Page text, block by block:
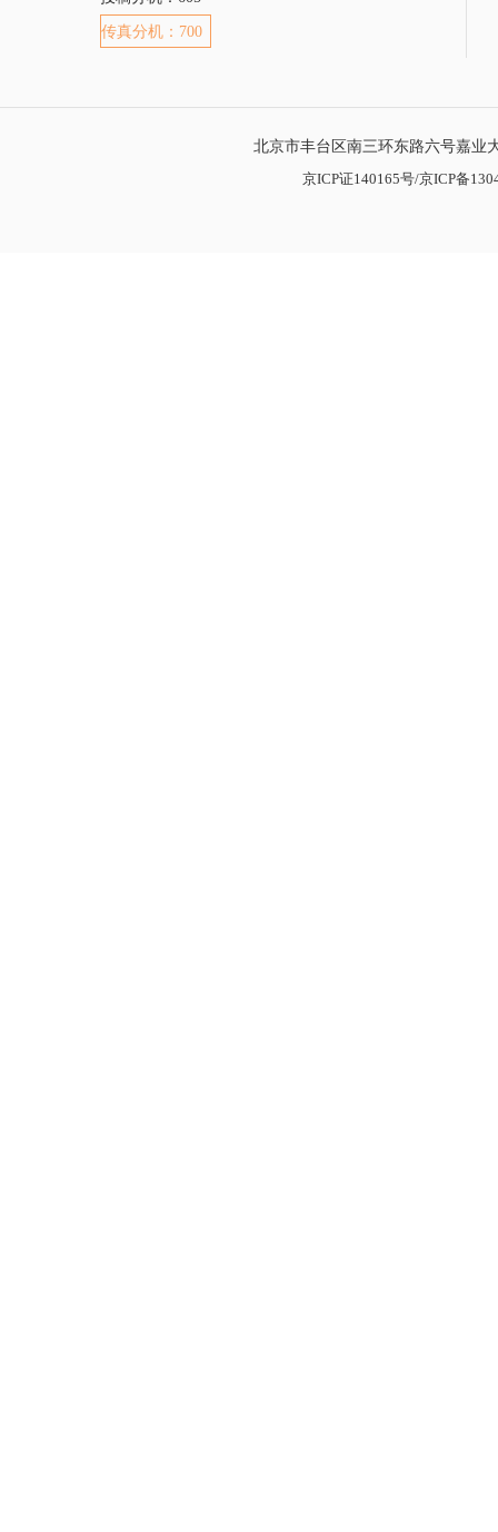
传真分机：700
北京市丰台区南三环东路六号嘉业
京ICP证140165号/京ICP备